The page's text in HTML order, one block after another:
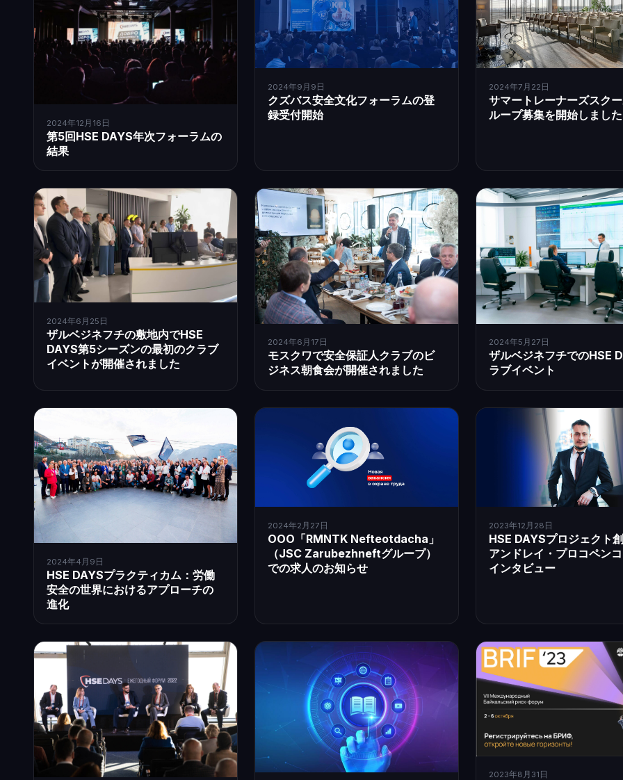
2024年12月16日
第5回HSE DAYS年次フォーラムの
結果
2024年9月9日
クズバス安全文化フォーラムの登
録受付開始
2024年7月22日
サマートレーナーズスク
ループ募集を開始しました
2024年6月25日
ザルベジネフチの敷地内でHSE
DAYS第5シーズンの最初のクラブ
イベントが開催されました
2024年6月17日
モスクワで安全保証人クラブのビ
ジネス朝食会が開催されました
2024年5月27日
ザルベジネフチでのHSE
ラブイベント
2024年4月9日
HSE DAYSプラクティカム：労働
安全の世界におけるアプローチの
進化
2024年2月27日
ООО「RMNTK Nefteotdacha」
（JSC Zarubezhneftグループ）
での求人のお知らせ
2023年12月28日
HSE DAYSプロジェクト
アンドレイ・プロコペン
インタビュー
2023年8月31日